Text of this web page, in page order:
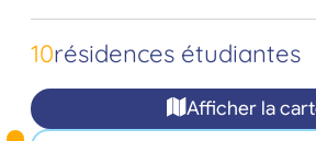
Campus Academy et
d’un logement pendant
confiance à Adele.org et
proximité de votre
10résidences étudiantes
Afficher la